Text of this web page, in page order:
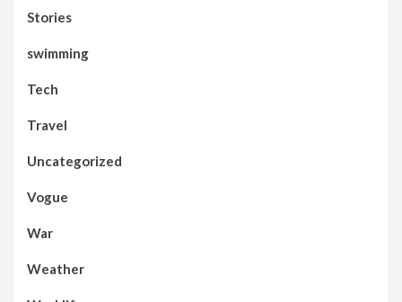
Stories
swimming
Tech
Travel
Uncategorized
Vogue
War
Weather